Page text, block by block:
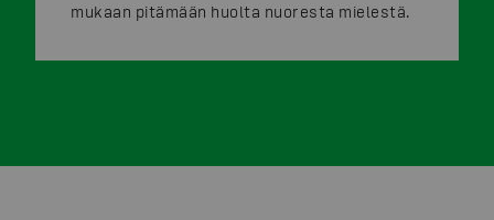
mukaan pitämään huolta nuoresta mielestä.